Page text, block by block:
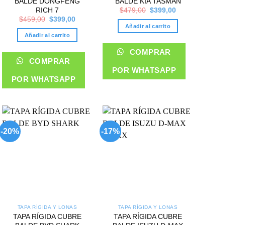
RICH 7
$459,00 Original
was:
$459,00.
$399,00Current
is:
Añadir al carrito
COMPRAR
POR WHATSAPP
$479,00 Original
was:
$479,00.
$399,00Current
is:
Añadir al carrito
COMPRAR
POR WHATSAPP
-20%
TAPA RÍGIDA Y LONAS
TAPA RÍGIDA CUBRE
-17%
TAPA RÍGIDA Y LONAS
TAPA RÍGIDA CUBRE